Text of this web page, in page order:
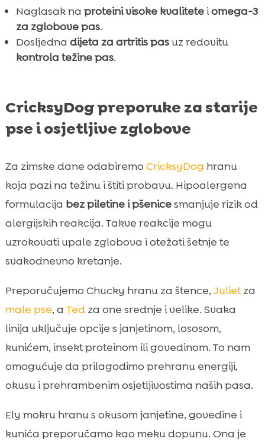
Naglasak na proteini visoke kvaliteteiomega-3
za zglobove pas.
Dosljedna dijeta za artritis pasuz redovitu
kontrola težine pas.
CricksyDog preporuke za starije
pse i osjetljive zglobove
Za zimske dane odabiremo CricksyDoghranu
koja pazi na težinu i štiti probavu. Hipoalergena
formulacija bez piletine i pšenicesmanjuje rizik od
alergijskih reakcija. Takve reakcije mogu
uzrokovati upale zglobova i otežati šetnje te
svakodnevno kretanje.
Preporučujemo Chucky hranu za štence, Julietza
male pse, a Tedza one srednje i velike. Svaka
linija uključuje opcije s janjetinom, lososom,
kunićem, insekt proteinom ili govedinom. To nam
omogućuje da prilagodimo prehranu energiji,
okusu i prehrambenim osjetljivostima naših pasa.
Ely mokru hranu s okusom janjetine, govedine i
kunića preporučamo kao meku dopunu. Ona je